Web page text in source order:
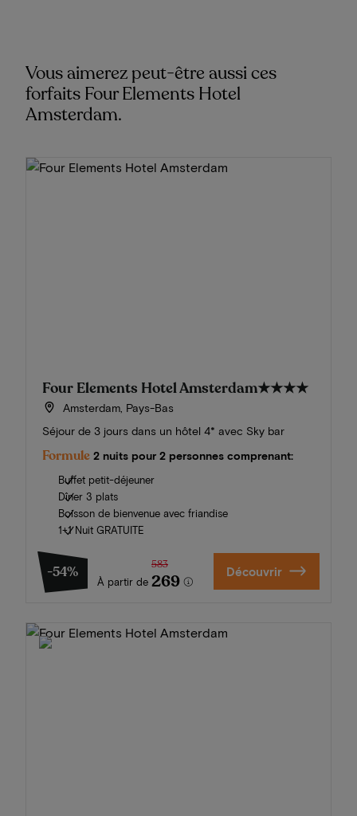
Vous aimerez peut-être aussi ces
forfaits Four Elements Hotel
Amsterdam.
Four Elements Hotel Amsterdam★★★★
Amsterdam, Pays-Bas
Séjour de 3 jours dans un hôtel 4* avec Sky bar
Formule 2 nuits pour 2 personnes comprenant:
Buffet petit-déjeuner
Dîner 3 plats
Boisson de bienvenue avec friandise
1+1 Nuit GRATUITE
-54%
À partir de
583
269 Découvrir